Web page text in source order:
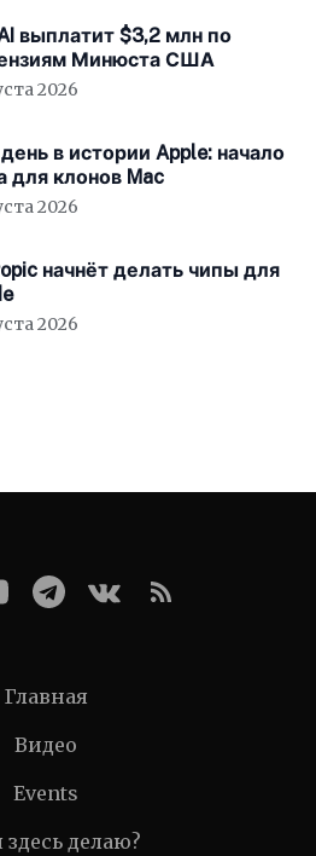
выплатит $3,2 млн по
Минюста США
2026
в истории Apple: начало
для клонов Mac
2026
начнёт делать чипы для
2026
Главная
Видео
Events
здесь делаю?